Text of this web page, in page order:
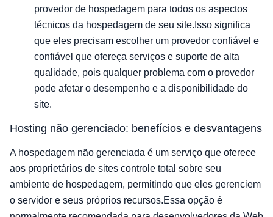
provedor de hospedagem para todos os aspectos
técnicos da hospedagem de seu site.Isso significa
que eles precisam escolher um provedor confiável e
confiável que ofereça serviços e suporte de alta
qualidade, pois qualquer problema com o provedor
pode afetar o desempenho e a disponibilidade do
site.
Hosting não gerenciado: benefícios e desvantagens
A hospedagem não gerenciada é um serviço que oferece
aos proprietários de sites controle total sobre seu
ambiente de hospedagem, permitindo que eles gerenciem
o servidor e seus próprios recursos.Essa opção é